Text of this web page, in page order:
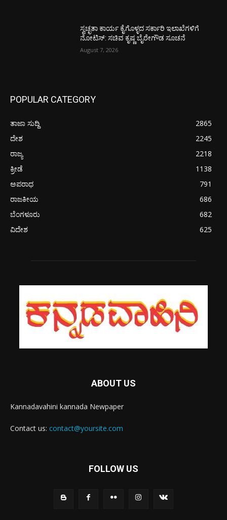
ಸ್ವಚ್ಛತಾ ಕಾರ್ಯ ಕೈಗೊಳ್ಳದ ಸರ್ಕಾರಿ ಇಲಾಖೆಗಳಿಗೆ
ನೋಟಿಸ್: ಸಚಿವ ಕೃಷ್ಣ ಬೈರೇಗೌಡ ಸೂಚನೆ
August 7, 2026
POPULAR CATEGORY
ತಾಜಾ ಸುದ್ದಿ
2865
ದೇಶ
2245
ರಾಜ್ಯ
2218
ಕ್ರೀಡೆ
1138
ಅಪರಾಧ
791
ರಾಜಕೀಯ
686
ಬೆಂಗಳೂರು
682
ವಿದೇಶ
625
ABOUT US
Kannadavahini kannada Newpaper
Contact us: contact@yoursite.com
FOLLOW US